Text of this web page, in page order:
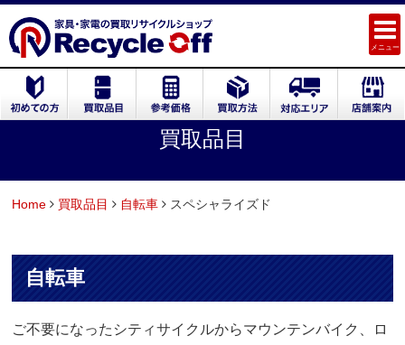
メニュー
買取品目
Home 買取品目 自転車 スペシャライズド
自転車
ご不要になったシティサイクルからマウンテンバイク、ロ